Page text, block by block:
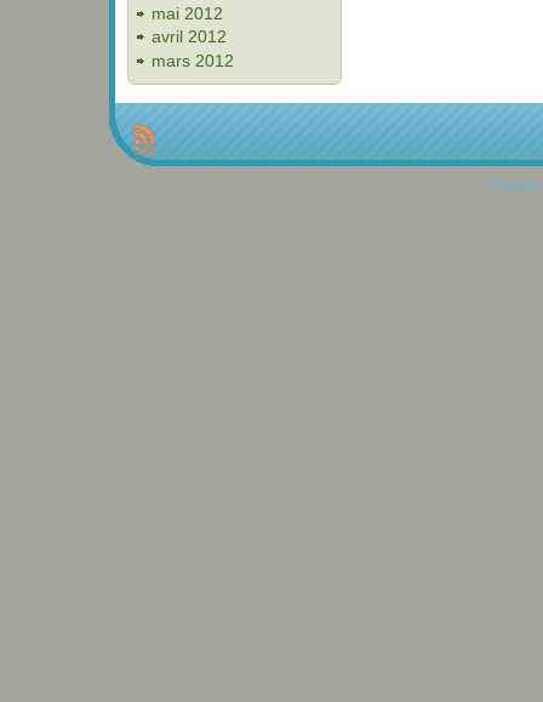
mai 2012
avril 2012
mars 2012